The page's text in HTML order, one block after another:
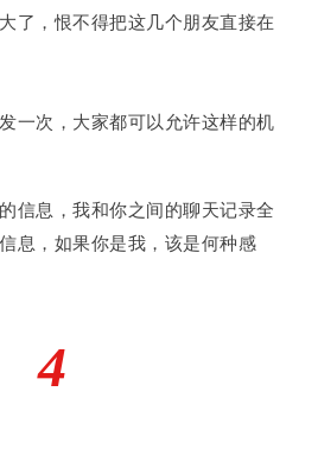
了，恨不得把这几个朋友直接在
一次，大家都可以允许这样的机
信息，我和你之间的聊天记录全
息，如果你是我，该是何种感
4